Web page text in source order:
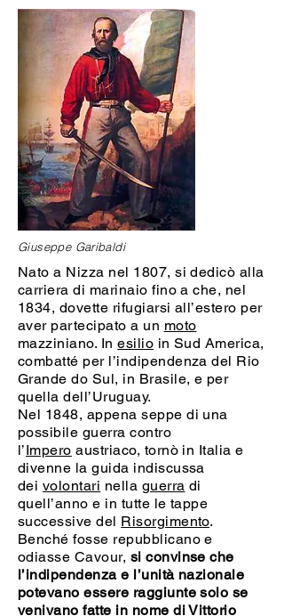
Giuseppe Garibaldi
Nato a Nizza nel 1807, si dedicò alla
carriera di marinaio fino a che, nel
1834, dovette rifugiarsi all’estero per
aver partecipato a un moto
mazziniano. Inesilio in Sud America,
combatté per l’indipendenza del Rio
Grande do Sul, in Brasile, e per
quella dell’Uruguay.
Nel 1848, appena seppe di una
possibile guerra contro
l’Impero austriaco, tornò in Italia e
divenne la guida indiscussa
dei volontari nella guerra di
quell’anno e in tutte le tappe
successive del Risorgimento.
Benché fosse repubblicano e
odiasse Cavour, si convinse che
l’indipendenza e l’unità nazionale
potevano essere raggiunte solo se
venivano fatte in nome di Vittorio